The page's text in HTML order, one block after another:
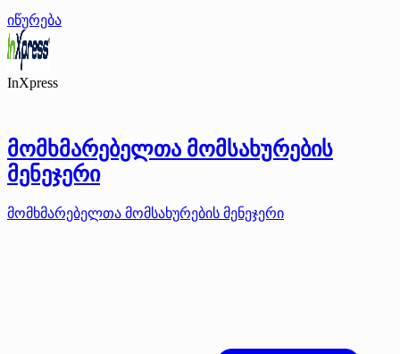
იწურება
InXpress
მომხმარებელთა მომსახურების
მენეჯერი
მომხმარებელთა მომსახურების მენეჯერი